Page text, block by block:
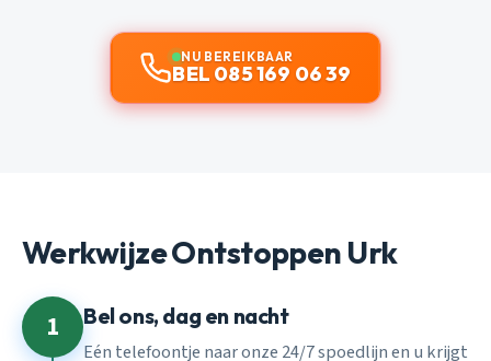
NU BEREIKBAAR
BEL 085 169 06 39
Werkwijze Ontstoppen Urk
1 Bel ons, dag en nacht
Eén telefoontje naar onze 24/7 spoedlijn en u krijgt